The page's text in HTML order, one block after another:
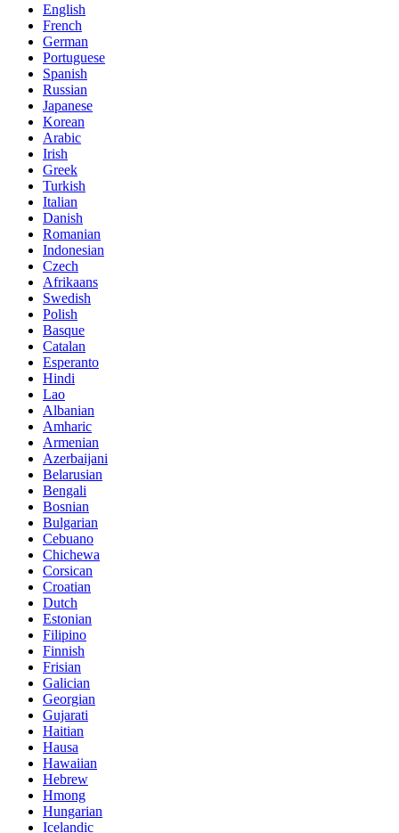
English
French
German
Portuguese
Spanish
Russian
Japanese
Korean
Arabic
Irish
Greek
Turkish
Italian
Danish
Romanian
Indonesian
Czech
Afrikaans
Swedish
Polish
Basque
Catalan
Esperanto
Hindi
Lao
Albanian
Amharic
Armenian
Azerbaijani
Belarusian
Bengali
Bosnian
Bulgarian
Cebuano
Chichewa
Corsican
Croatian
Dutch
Estonian
Filipino
Finnish
Frisian
Galician
Georgian
Gujarati
Haitian
Hausa
Hawaiian
Hebrew
Hmong
Hungarian
Icelandic